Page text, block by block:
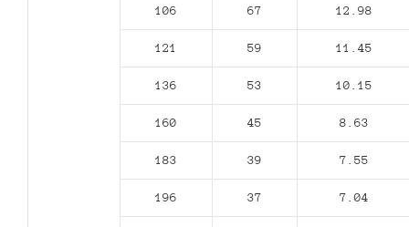
106 67 12.98
121 59 11.45
136 53 10.15
160 45 8.63
183 39 7.55
196 37 7.04